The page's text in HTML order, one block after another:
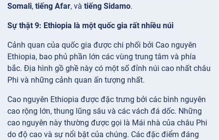
Somali, tiếng Afar, và tiếng Sidamo.
Sự thật 9: Ethiopia là một quốc gia rất nhiều núi
Cảnh quan của quốc gia được chi phối bởi Cao nguyên
Ethiopia, bao phủ phần lớn các vùng trung tâm và phía
bắc. Địa hình gồ ghề này có một số đỉnh núi cao nhất châu
Phi và những cảnh quan ấn tượng nhất.
Cao nguyên Ethiopia được đặc trưng bởi các bình nguyên
cao rộng lớn, thung lũng sâu và các vách đá dốc. Những
cao nguyên này thường được gọi là Mái nhà của châu Phi
do độ cao và sự nổi bật của chúng. Các đặc điểm đáng